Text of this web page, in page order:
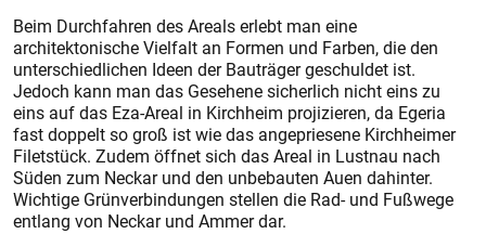
Beim Durchfahren des Areals erlebt man eine
architektonische Vielfalt an Formen und Farben, die den
unterschiedlichen Ideen der Bauträger geschuldet ist.
Jedoch kann man das Gesehene sicherlich nicht eins zu
eins auf das Eza-Areal in Kirchheim projizieren, da Egeria
fast doppelt so groß ist wie das angepriesene Kirchheimer
Filetstück. Zudem öffnet sich das Areal in Lustnau nach
Süden zum Neckar und den unbebauten Auen dahinter.
Wichtige Grünverbindungen stellen die Rad- und Fußwege
entlang von Neckar und Ammer dar.